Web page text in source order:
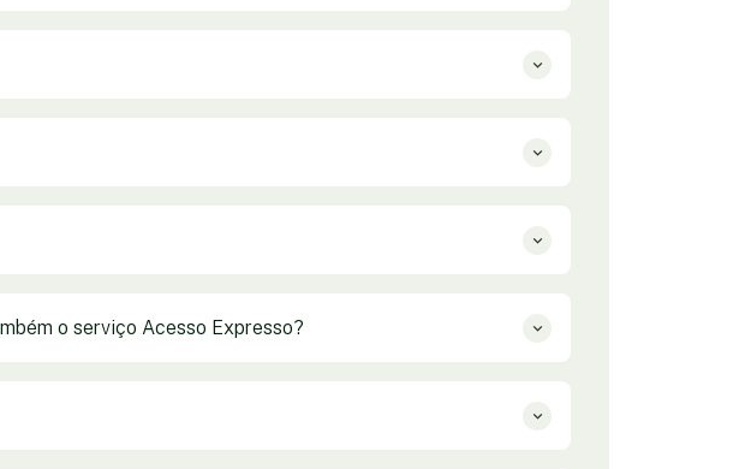
o serviço Acesso Expresso?